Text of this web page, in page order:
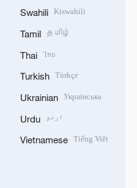
Swahili Kiswahili
Tamil தமிழ்
Thai ไทย
Turkish Türkçe
Ukrainian Українська
Urdu اردو
Vietnamese Tiếng Việt